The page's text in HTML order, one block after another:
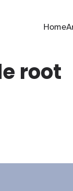
Home
root